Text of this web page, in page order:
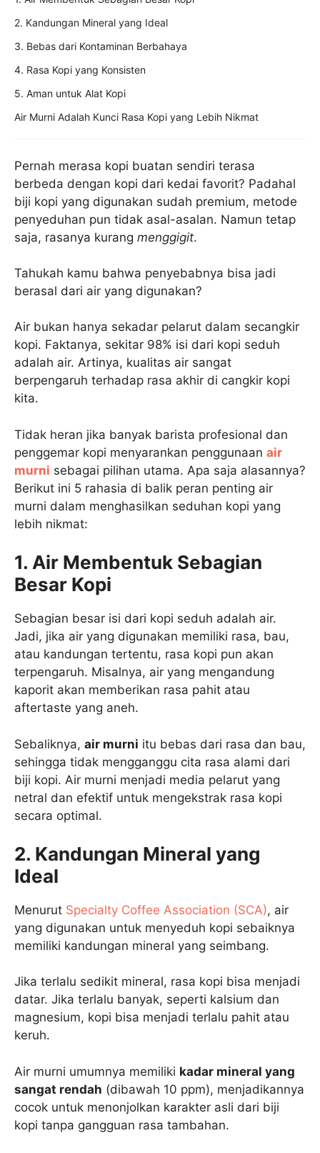
Pernah merasa kopi buatan sendiri terasa
berbeda dengan kopi dari kedai favorit? Padahal
biji kopi yang digunakan sudah premium, metode
penyeduhan pun tidak asal-asalan. Namun tetap
saja, rasanya kurang menggigit.
Tahukah kamu bahwa penyebabnya bisa jadi
berasal dari air yang digunakan?
Air bukan hanya sekadar pelarut dalam secangkir
kopi. Faktanya, sekitar 98% isi dari kopi seduh
adalah air. Artinya, kualitas air sangat
berpengaruh terhadap rasa akhir di cangkir kopi
kita.
Tidak heran jika banyak barista profesional dan
penggemar kopi menyarankan penggunaan air
murni sebagai pilihan utama. Apa saja alasannya?
Berikut ini 5 rahasia di balik peran penting air
murni dalam menghasilkan seduhan kopi yang
lebih nikmat:
1. Air Membentuk Sebagian
Besar Kopi
Sebagian besar isi dari kopi seduh adalah air.
Jadi, jika air yang digunakan memiliki rasa, bau,
atau kandungan tertentu, rasa kopi pun akan
terpengaruh. Misalnya, air yang mengandung
kaporit akan memberikan rasa pahit atau
aftertaste yang aneh.
Sebaliknya, air murni itu bebas dari rasa dan bau,
sehingga tidak mengganggu cita rasa alami dari
biji kopi. Air murni menjadi media pelarut yang
netral dan efektif untuk mengekstrak rasa kopi
secara optimal.
2. Kandungan Mineral yang
Ideal
Menurut Specialty Coffee Association (SCA), air
yang digunakan untuk menyeduh kopi sebaiknya
memiliki kandungan mineral yang seimbang.
Jika terlalu sedikit mineral, rasa kopi bisa menjadi
datar. Jika terlalu banyak, seperti kalsium dan
magnesium, kopi bisa menjadi terlalu pahit atau
keruh.
Air murni umumnya memiliki kadar mineral yang
sangat rendah (dibawah 10 ppm), menjadikannya
cocok untuk menonjolkan karakter asli dari biji
kopi tanpa gangguan rasa tambahan.
2. Kandungan Mineral yang Ideal
3. Bebas dari Kontaminan Berbahaya
4. Rasa Kopi yang Konsisten
5. Aman untuk Alat Kopi
Air Murni Adalah Kunci Rasa Kopi yang Lebih Nikmat